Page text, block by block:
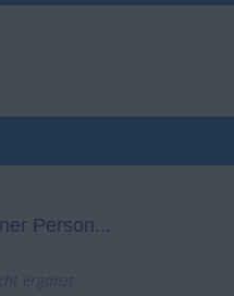
Person...
ergänzt